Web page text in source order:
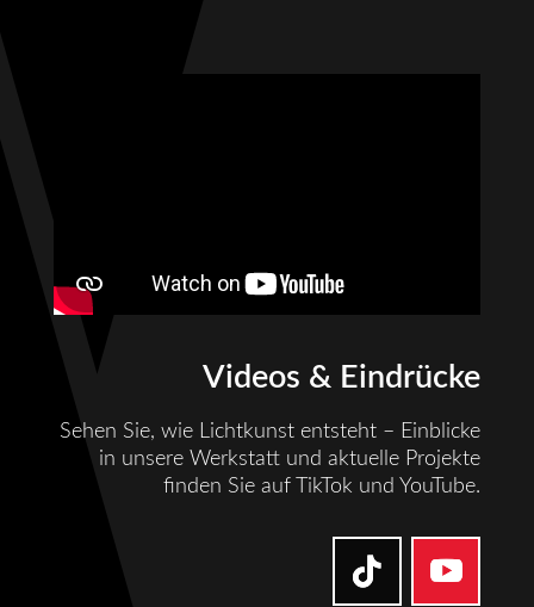
Videos & Eindrücke
Sehen Sie, wie Lichtkunst entsteht – Einblicke
in unsere Werkstatt und aktuelle Projekte
finden Sie auf TikTok und YouTube.